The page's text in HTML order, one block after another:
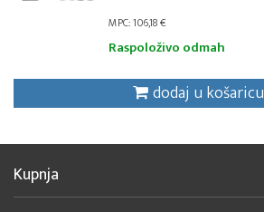
MPC: 106,18 €
Raspoloživo odmah
dodaj u košaricu
Kupnja